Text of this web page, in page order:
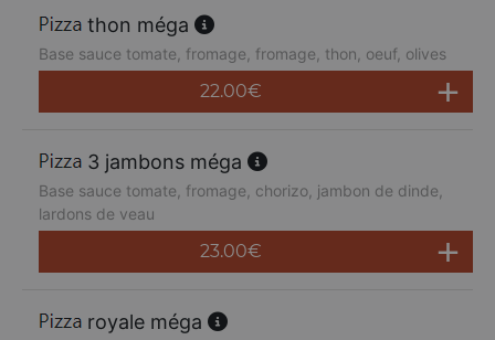
thon méga
Base sauce tomate, fromage, fromage, thon, oeuf, olives
22.00€
3 jambons méga
Base sauce tomate, fromage, chorizo, jambon de dinde,
lardons de veau
23.00€
royale méga